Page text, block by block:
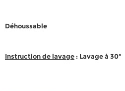
Déhoussable
Instruction de lavage : Lavage à 30°